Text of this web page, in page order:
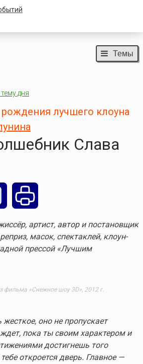
Темы
дня
лучшего клоуна
Слава
артист, автор и постановщик
масок, спектаклей, клоун-
прессой «Лучшим
фильма «Снежное шоу 3D», 2012 г.
жесткое, оно не пропускает
пока ты своим характером и
достигнешь того
откроется дверь. Главное —